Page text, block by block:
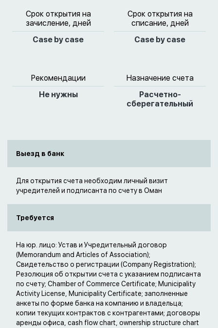
Срок открытия на
зачисление, дней
Case by case
Срок открытия на
списание, дней
Case by case
Рекомендации
Не нужны
Назначение счета
Расчетно-
сберегательный
Выезд в банк
Для открытия счета необходим личный визит
учредителей и подписанта по счету в Оман
Требуется
На юр. лицо: Устав и Учредительный договор
(Memorandum and Articles of Association);
Свидетельство о регистрации (Company Registration);
Резолюция об открытии счета с указанием подписанта
по счету; Chamber of Commerce Certificate; Municipality
Activity License, Municipality Certificate; заполненные
анкеты по форме банка на компанию и владельца;
копии текущих контрактов с контрагентами; договоры
аренды офиса, cash flow chart, ownership structure chart